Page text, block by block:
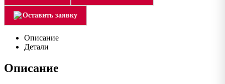
Оставить заявку
Описание
Детали
Описание